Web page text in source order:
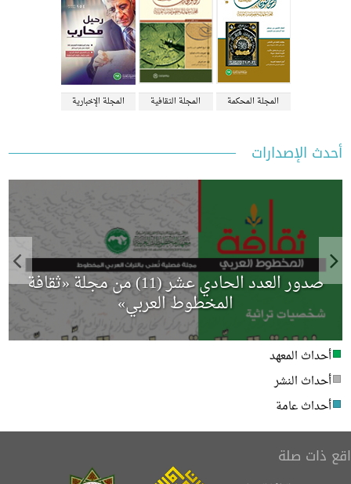
المجلة المحكمة المجلة الثقافية المجلة الإخبارية
الإصدارات
صدور العدد الحادي عشر (11) من مجلة «ثقافة
المخطوط العربي»
المعهد
النشر
عامة
صلة